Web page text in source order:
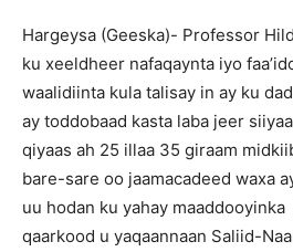
Hargeysa (Geeska)- Professor
ku xeeldheer nafaqaynta iyo
waalidiinta kula talisay in ay ku
ay toddobaad kasta laba jeer
qiyaas ah 25 illaa 35 giraam
bare-sare oo jaamacadeed waxa
uu hodan ku yahay
qaarkood u yaqaannaan Saliid-